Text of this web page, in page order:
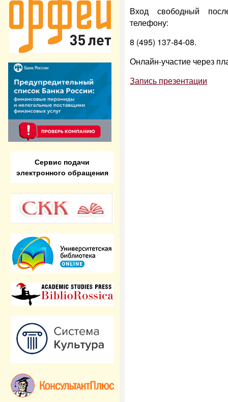
Сервис подачи
электронного обращения
Вход свободный
телефону:
8 (495) 137-84-08.
Онлайн-участие через
Запись презентации